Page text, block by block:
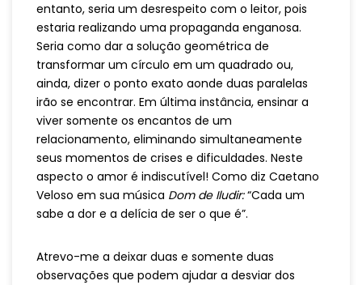
entanto, seria um desrespeito com o leitor, pois
estaria realizando uma propaganda enganosa.
Seria como dar a solução geométrica de
transformar um círculo em um quadrado ou,
ainda, dizer o ponto exato aonde duas paralelas
irão se encontrar. Em última instância, ensinar a
viver somente os encantos de um
relacionamento, eliminando simultaneamente
seus momentos de crises e dificuldades. Neste
aspecto o amor é indiscutível! Como diz Caetano
Veloso em sua música Dom de Iludir:“Cada um
sabe a dor e a delícia de ser o que é”.
Atrevo-me a deixar duas e somente duas
observações que podem ajudar a desviar dos